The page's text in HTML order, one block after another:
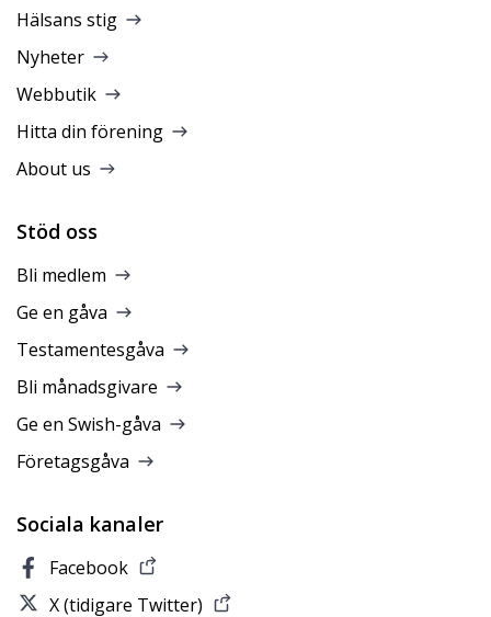
Hälsans stig
Nyheter
Webbutik
Hitta din förening
About us
Stöd oss
Bli medlem
Ge en gåva
Testamentesgåva
Bli månadsgivare
Ge en Swish-gåva
Företagsgåva
Sociala kanaler
Facebook
X (tidigare Twitter)